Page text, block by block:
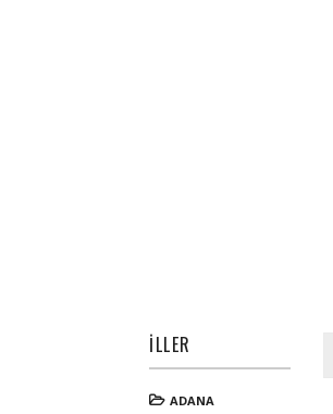
İLLER
ADANA